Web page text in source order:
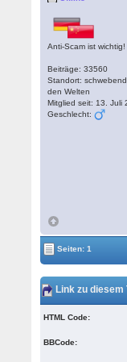
Anti-Scam ist wichtig!
Beiträge: 33560
Standort:
den Welten
Mitglied seit: 13. Juli
Geschlecht:
Seiten: 1
Link zu diesem
HTML Code:
BBCode: